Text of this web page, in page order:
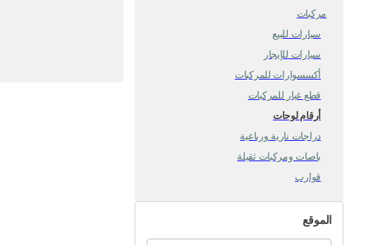
مركبات
سيارات للبيع
سيارات للإيجار
أكسسوارات للمركبات
قطع غيار للمركبات
أرقام لوحات
دراجات نارية ورباعية
باصات ومركبات ثقيلة
قوارب
الموقع